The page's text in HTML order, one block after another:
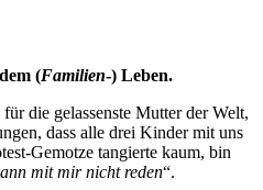
(Familien-) Leben.
die gelassenste Mutter der Welt,
dass alle drei Kinder mit uns
Gemotze tangierte kaum, bin
mit mir nicht reden“.